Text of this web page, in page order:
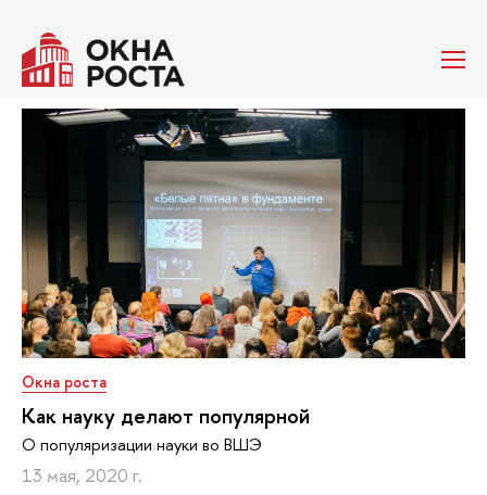
Окна роста
Как науку делают популярной
О популяризации науки во ВШЭ
13 мая, 2020 г.